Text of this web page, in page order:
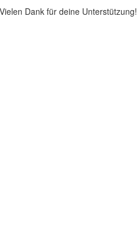
Vielen Dank für deine Unterstützung!